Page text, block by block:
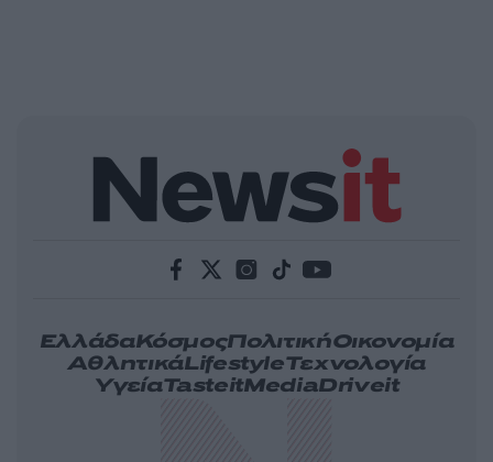
ΕλλάδαΚόσμοςΠολιτικήΟικονομία
ΑθλητικάLifestyleΤεχνολογία
ΥγείαTasteitMediaDriveit